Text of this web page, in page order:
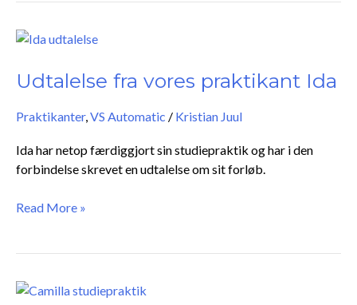
Udtalelse fra vores praktikant Ida
Praktikanter,VS Automatic / Kristian Juul
Ida har netop færdiggjort sin studiepraktik og har i den
forbindelse skrevet en udtalelse om sit forløb.
Udtalelse
vores
Ida
Read More »
Udtalelse